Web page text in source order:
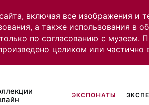
включая все изображения и
а также использования в
по согласованию с
целиком или
ЭКСПОНАТЫ